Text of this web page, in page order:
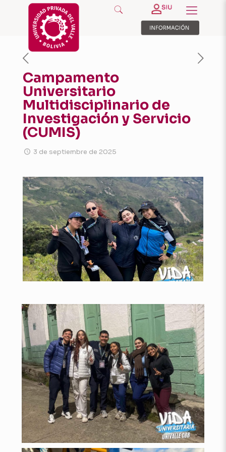
Campamento
Universitario
Multidisciplinario de
Investigación y Servicio
(CUMIS)
3 de septiembre de 2025